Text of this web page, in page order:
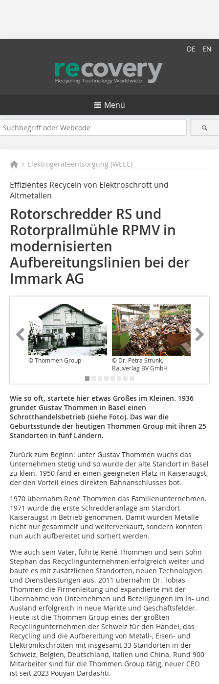
DE EN
Menü
Elektrogeräteentsorgung (WEEE)
Effizientes Recyceln von Elektroschrott und
Altmetallen
Rotorschredder RS und
Rotorprallmühle RPMV in
modernisierten
Aufbereitungslinien bei der
Immark AG
© Thommen Group
© Dr. Petra Strunk,
Bauverlag BV GmbH
Wie so oft, startete hier etwas Großes im Kleinen. 1936
gründet Gustav Thommen in Basel einen
Schrotthandelsbetrieb (siehe Foto). Das war die
Geburtsstunde der heutigen Thommen Group mit ihren 25
Standorten in fünf Ländern.
Zurück zum Beginn: unter Gustav Thommen wuchs das
Unternehmen stetig und so wurde der alte Standort in Basel
zu klein. 1950 fand er einen geeigneten Platz in Kaiseraugst,
der den Vorteil eines direkten Bahnanschlusses bot.
1970 übernahm René Thommen das Familienunternehmen.
1971 wurde die erste Schredderanlage am Standort
Kaiseraugst in Betrieb genommen. Damit wurden Metalle
nicht nur gesammelt und weiterverkauft, sondern konnten
nun auch aufbereitet und sortiert werden.
Wie auch sein Vater, führte René Thommen und sein Sohn
Stephan das Recyclingunternehmen erfolgreich weiter und
baute es mit zusätzlichen Standorten, neuen Technologien
und Dienstleistungen aus. 2011 übernahm Dr. Tobias
Thommen die Firmenleitung und expandierte mit der
Übernahme von Unternehmen und Beteiligungen im In- und
Ausland erfolgreich in neue Märkte und Geschäftsfelder.
Heute ist die Thommen Group eines der größten
Recyclingunternehmen der Schweiz für den Handel, das
Recycling und die Aufbereitung von Metall-, Eisen- und
Elektronikschrotten mit insgesamt 33 Standorten in der
Schweiz, Belgien, Deutschland, Italien und China. Rund 900
Mitarbeiter sind für die Thommen Group tätig, neuer CEO
ist seit 2023 Pouyan Dardashti.